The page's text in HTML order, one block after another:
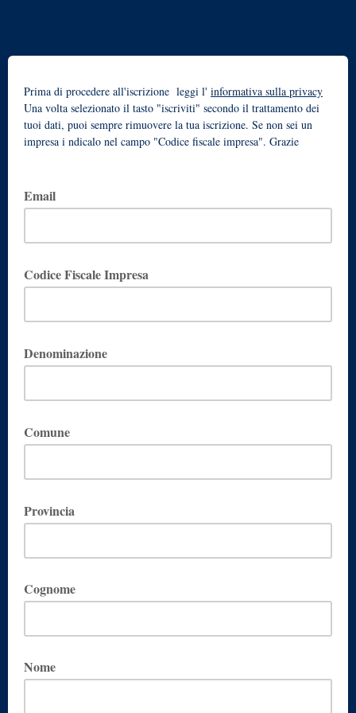
Prima di procedere all'iscrizione leggi l' informativa sulla privacy
Una volta selezionato il tasto "iscriviti" secondo il trattamento dei
tuoi dati, puoi sempre rimuovere la tua iscrizione. Se non sei un
impresa i ndicalo nel campo "Codice fiscale impresa". Grazie
Email
Codice Fiscale Impresa
Denominazione
Comune
Provincia
Cognome
Nome